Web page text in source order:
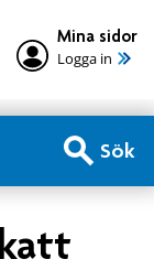
Mina sidor
Logga in
Sök